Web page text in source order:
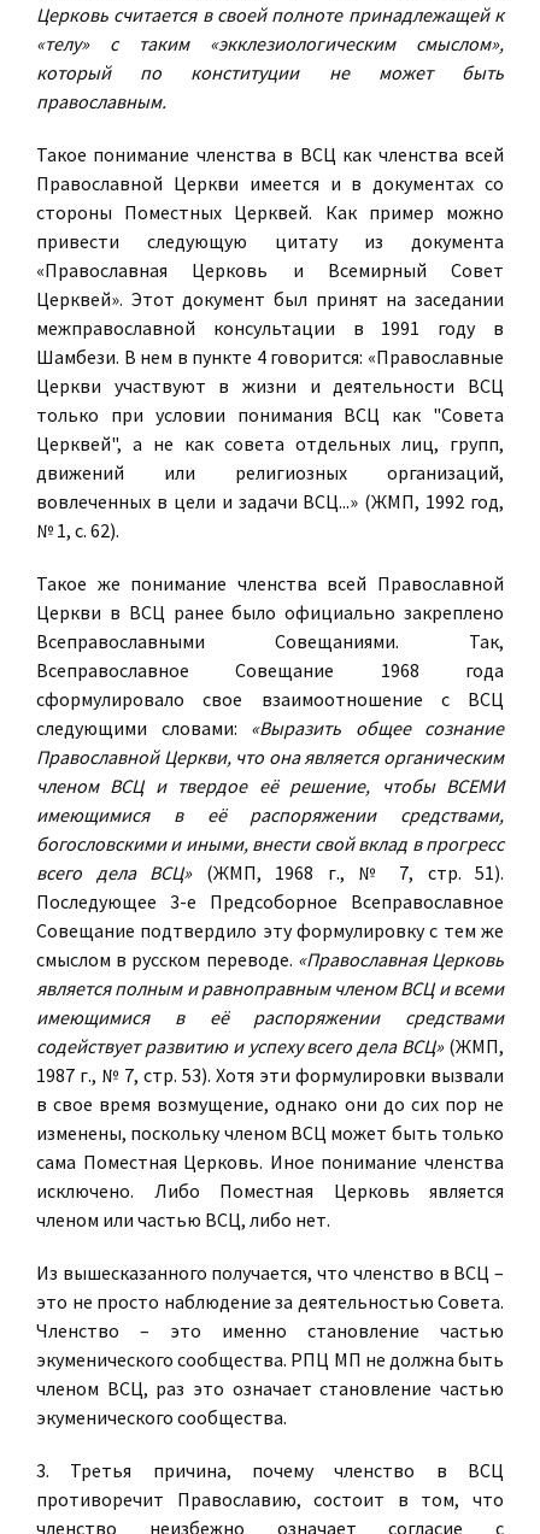
Церковь считается в своей полноте принадлежащей к
«телу» с таким «экклезиoлогическим смыслом»,
который по конституции не может быть
православным.
Такое понимание членства в ВСЦ как членства всей
Православной Церкви имеется и в документах со
стороны Поместных Церквей. Как пример можно
привести следующую цитату из документа
«Православная Церковь и Bceмиpный Совет
Церквей». Этот документ был принят на заседании
межправославной консультации в 1991 году в
Шамбези. В нем в пункте 4 говорится: «Православные
Церкви участвуют в жизни и деятельности ВСЦ
только при условии понимания ВСЦ как "Совета
Церквей", а не как совета отдельных лиц, групп,
движений или религиозных организаций,
вовлеченных в цели и задачи ВСЦ...» (ЖМП, 1992 год,
№ 1, с. 62).
Такое же понимание членства всей Православной
Церкви в ВСЦ ранее было официально закреплено
Всеправославными Совещаниями. Так,
Всеправославное Совещание 1968 года
сформулировало свое взаимоотношение с ВСЦ
следующими словами: «Выразить общее сознание
Православной Церкви, что она является органическим
членом ВСЦ и твердое её решение, чтобы ВСЕМИ
имеющимися в её распоряжении средствами,
богословскими и иными, внести свой вклад в прогресс
всего дела ВСЦ»(ЖМП, 1968 г., № 7, стр. 51).
Последующее 3-е Предсоборное Всеправославное
Совещание подтвердило эту формулировку с тем же
смыслом в русском переводе. «Православная Церковь
является полным и равноправным членом ВСЦ и всеми
имеющимися в её распоряжении средствами
содействует развитию и успеху всего дела ВСЦ»(ЖМП,
1987 г., № 7, стр. 53). Хотя эти формулировки вызвали
в свое время возмущение, однако они до сих пор не
изменены, поскольку членом ВСЦ может быть только
сама Поместная Церковь. Иное понимание членства
исключено. Либо Поместная Церковь является
членом или частью ВСЦ, либо нет.
Из вышесказанного получается, что членство в ВСЦ –
это не просто наблюдение за деятельностью Совета.
Членство – это именно становление частью
экуменического сообщества. РПЦ МП не должна быть
членом ВСЦ, раз это означает становление частью
экуменического сообщества.
3. Третья причина, почему членство в ВСЦ
противоречит Православию, состоит в том, что
членство неизбежно означает согласие с